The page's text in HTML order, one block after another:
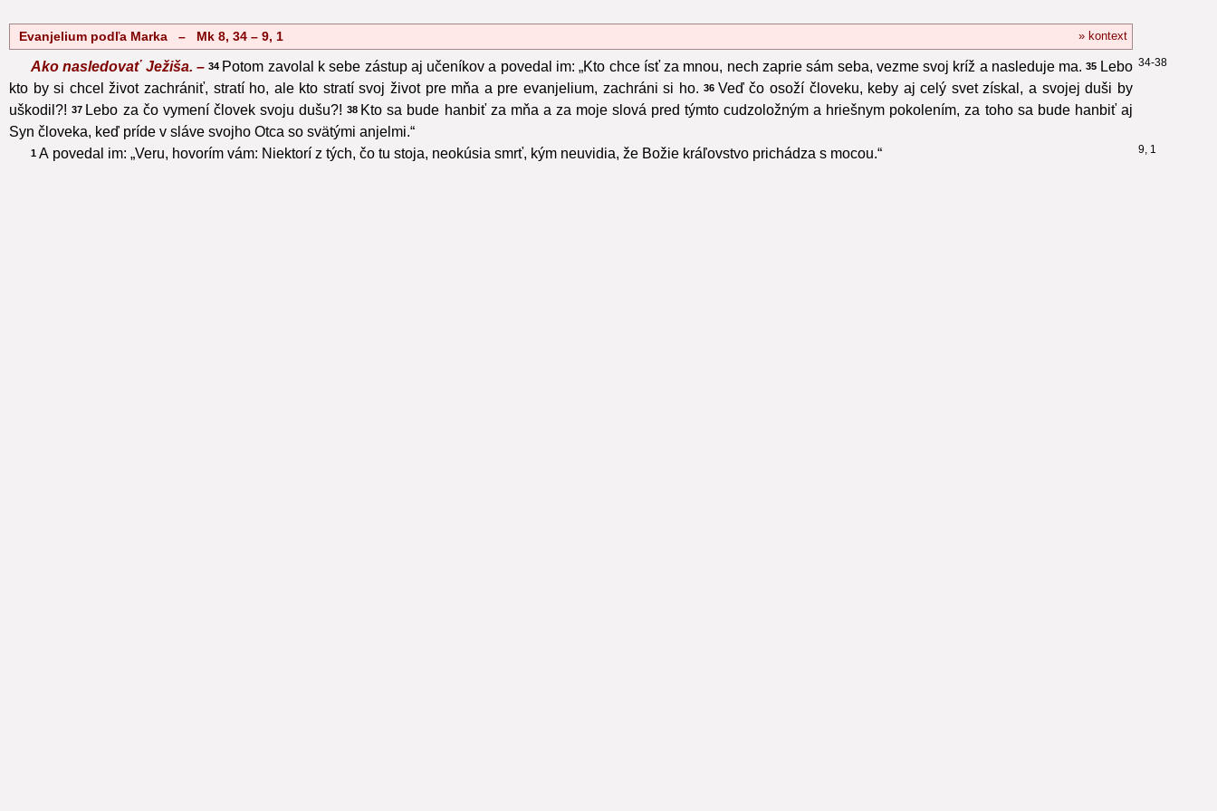
» kontext
Evanjelium podľa Marka – Mk 8, 34 – 9, 1
Ako nasledovať Ježiša. –34 34-38
Potom zavolal k sebe zástup aj učeníkov a povedal im: „Kto chce ísť za mnou, nech zaprie sám seba, vezme svoj kríž a nasleduje ma. 35 Lebo
kto by si chcel život zachrániť, stratí ho, ale kto stratí svoj život pre mňa a pre evanjelium, zachráni si ho. 36 Veď čo osoží človeku, keby aj celý svet získal, a svojej duši by
uškodil?! 37 Lebo za čo vymení človek svoju dušu?! 38 Kto sa bude hanbiť za mňa a za moje slová pred týmto cudzoložným a hriešnym pokolením, za toho sa bude hanbiť aj
Syn človeka, keď príde v sláve svojho Otca so svätými anjelmi.“
1 9, 1
A povedal im: „Veru, hovorím vám: Niektorí z tých, čo tu stoja, neokúsia smrť, kým neuvidia, že Božie kráľovstvo prichádza s mocou.“